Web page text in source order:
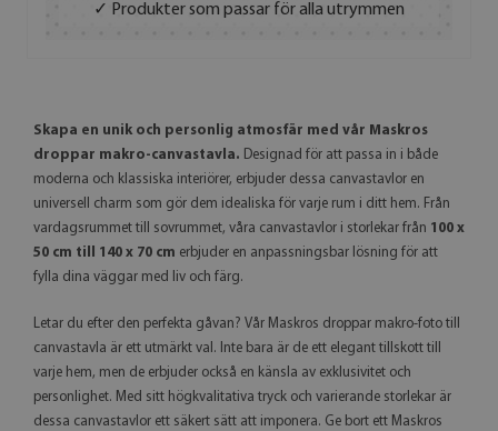
✓ Produkter som passar för alla utrymmen
Skapa en unik och personlig atmosfär med vår Maskros
droppar makro-canvastavla. Designad för att passa in i både
moderna och klassiska interiörer, erbjuder dessa canvastavlor en
universell charm som gör dem idealiska för varje rum i ditt hem. Från
vardagsrummet till sovrummet, våra canvastavlor i storlekar från 100 x
50 cm till 140 x 70 cm erbjuder en anpassningsbar lösning för att
fylla dina väggar med liv och färg.
Letar du efter den perfekta gåvan? Vår Maskros droppar makro-foto till
canvastavla är ett utmärkt val. Inte bara är de ett elegant tillskott till
varje hem, men de erbjuder också en känsla av exklusivitet och
personlighet. Med sitt högkvalitativa tryck och varierande storlekar är
dessa canvastavlor ett säkert sätt att imponera. Ge bort ett Maskros